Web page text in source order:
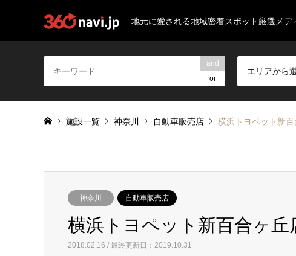
地元に愛される地域密着スポット厳選メデ
and
or
エリアから
施設一覧 神奈川 自動車販売店 横浜トヨペット新百
神奈川 自動車販売店
横浜トヨペット新百合ヶ丘
2018.02.16 / 最終更新日：2019.10.31